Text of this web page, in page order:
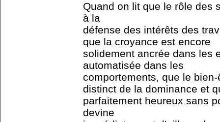
Quand on lit que le rôle des
à la
défense des intérêts des
que la croyance est encore
solidement ancrée dans les
automatisée dans les
comportements, que le
distinct de la dominance et
parfaitement heureux sans
devine